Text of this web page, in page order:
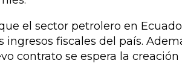
el sector petrolero en
ingresos fiscales del país.
contrato se espera la